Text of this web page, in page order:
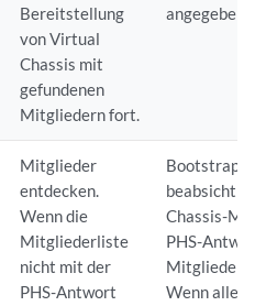
Bereitstellung
von Virtual
Chassis mit
gefundenen
Mitgliedern fort.
angegeben
Mitglieder
entdecken.
Wenn die
Mitgliederliste
nicht mit der
PHS-Antwort
Chassis-
PHS-
Mitglieder
Wenn alle